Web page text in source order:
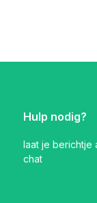
Hulp nodig?
laat je berichtje
chat